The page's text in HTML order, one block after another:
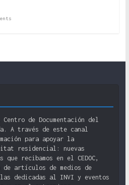
de Documentación del
A través de este canal
para apoyar la
residencial: nuevas
que recibamos en el CEDOC,
de artículos de medios de
dedicadas al INVI y eventos